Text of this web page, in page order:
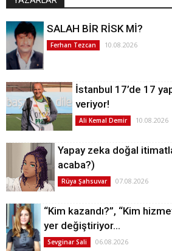
SALAH BİR RİSK Mİ?
Ferhan Tezcan 10.08.2026
İstanbul 17’de 17
veriyor!
Ali Kemal Demir 10.08.2026
Yapay zeka doğal
acaba?)
Rüya Şahsuvar 07.08.2026
“Kim kazandı?”, “Kim
yer değiştiriyor…
Sevginar Sali 06.08.2026